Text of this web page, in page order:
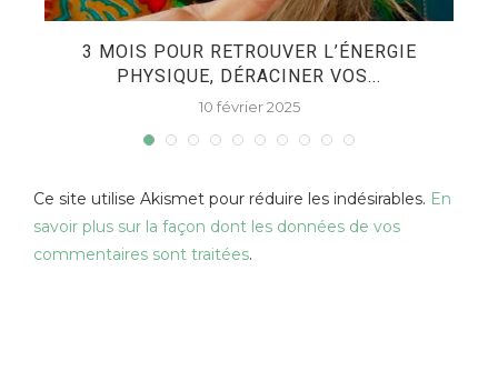
3 MOIS POUR RETROUVER L’ÉNERGIE
PHYSIQUE, DÉRACINER VOS...
10 février 2025
Ce site utilise Akismet pour réduire les indésirables. En
savoir plus sur la façon dont les données de vos
commentaires sont traitées.